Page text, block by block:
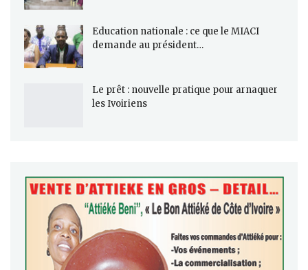
Education nationale : ce que le MIACI
demande au président…
Le prêt : nouvelle pratique pour arnaquer
les Ivoiriens